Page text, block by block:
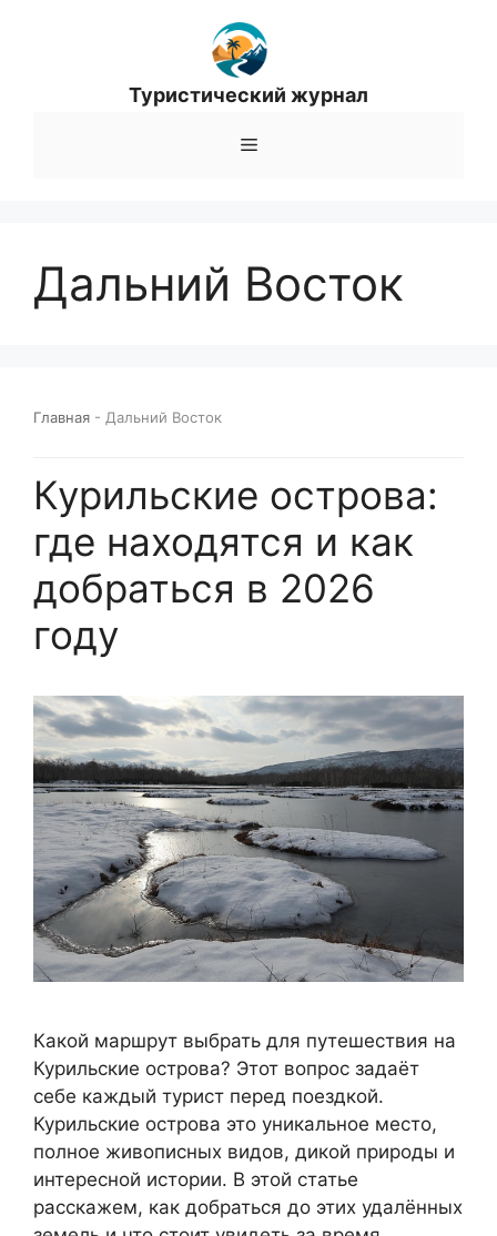
Туристический журнал
Меню
Дальний Восток
Главная - Дальний Восток
Курильские острова:
где находятся и как
добраться в 2026
году
Какой маршрут выбрать для путешествия на
Курильские острова? Этот вопрос задаёт
себе каждый турист перед поездкой.
Курильские острова это уникальное место,
полное живописных видов, дикой природы и
интересной истории. В этой статье
расскажем, как добраться до этих удалённых